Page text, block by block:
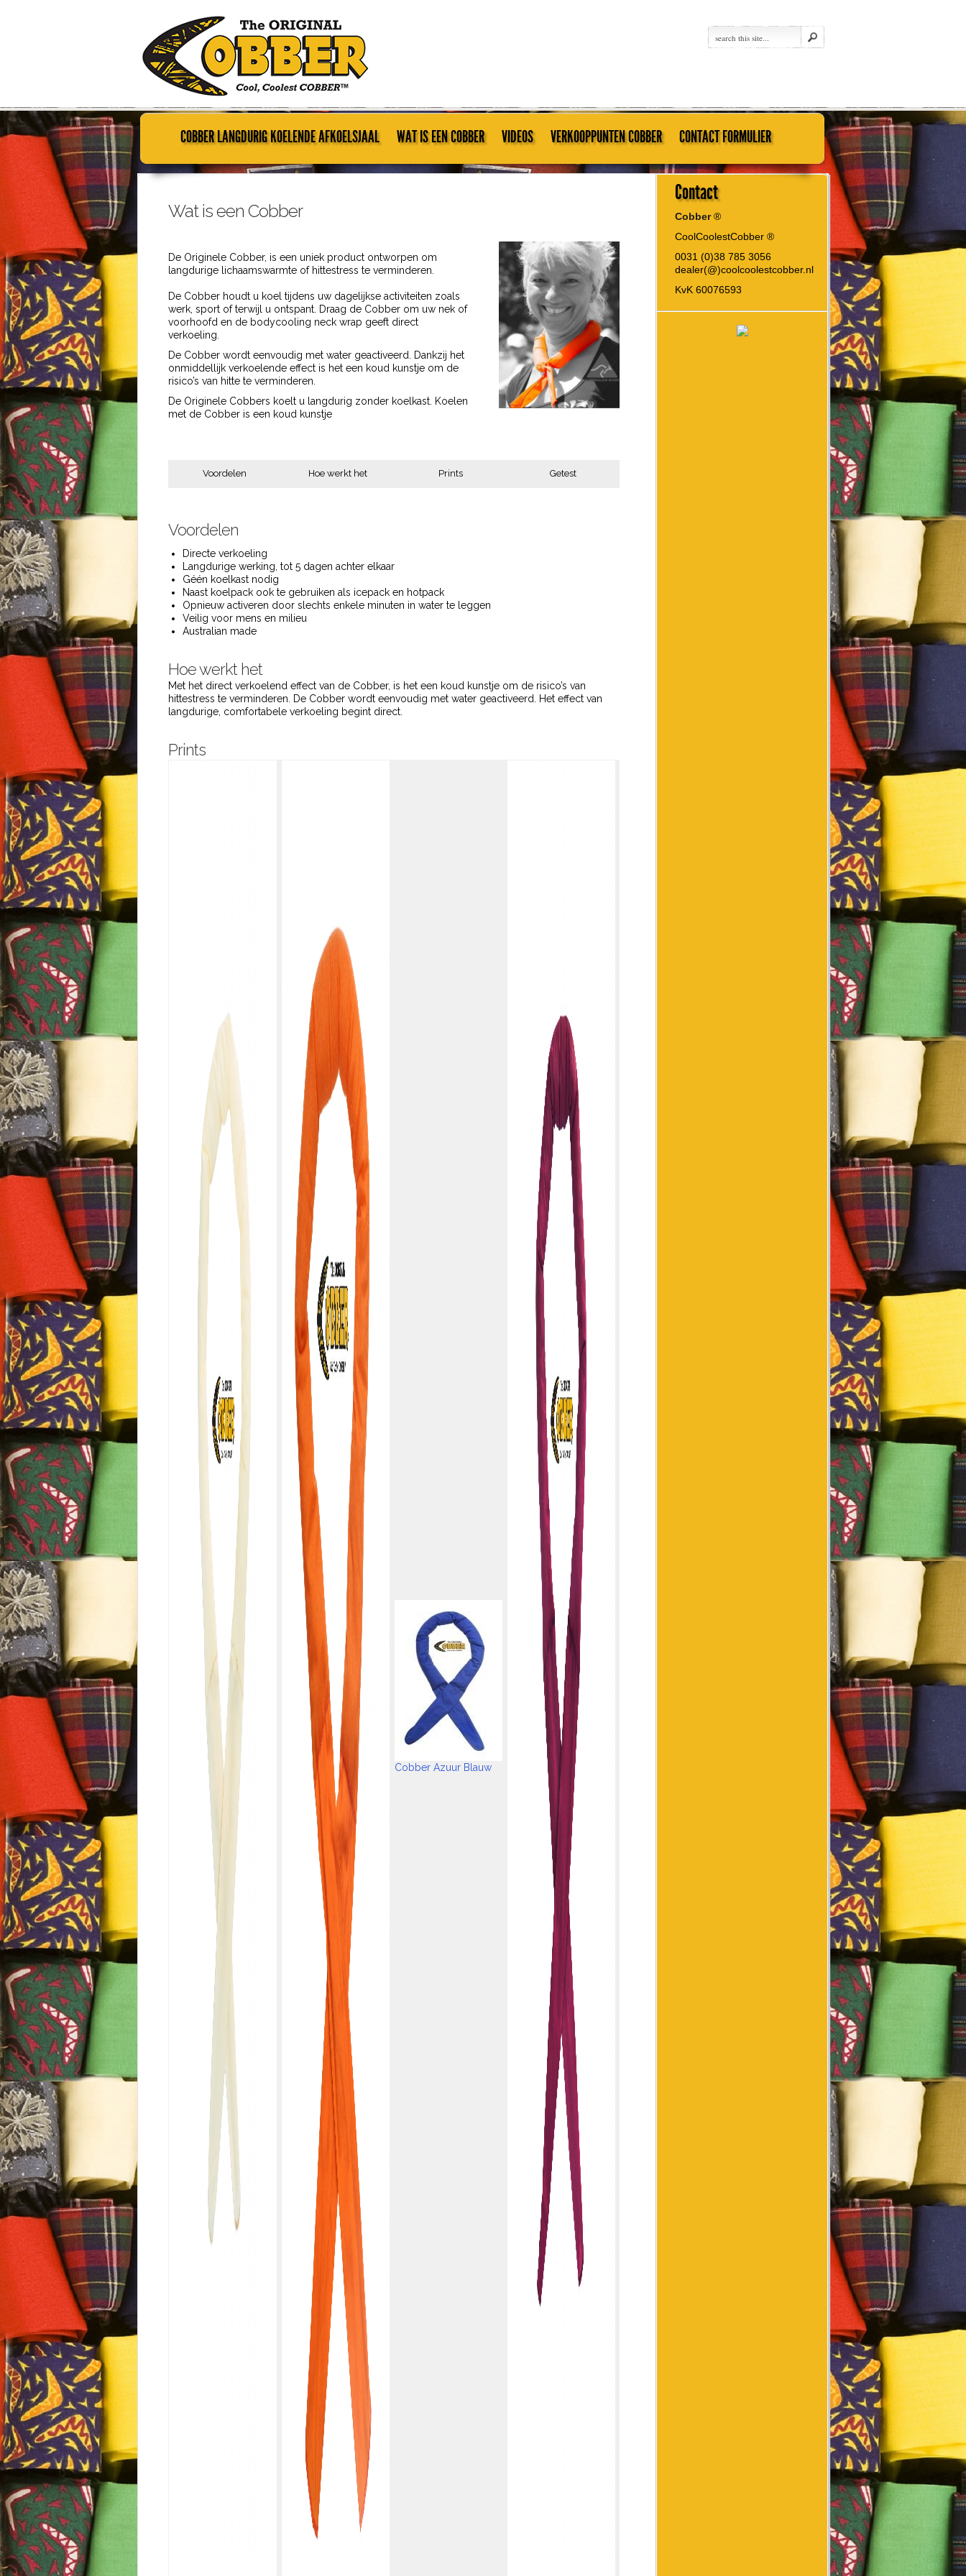
COBBER LANGDURIG KOELENDE AFKOELSJAAL WAT IS EEN COBBER VIDEOS VERKOOPPUNTEN COBBER CONTACT FORMULIER
Wat is een Cobber
De Originele Cobber, is een uniek product ontworpen om
langdurige lichaamswarmte of hittestress te verminderen.
De Cobber houdt u koel tijdens uw dagelijkse activiteiten zoals
werk, sport of terwijl u ontspant. Draag de Cobber om uw nek of
voorhoofd en de bodycooling neck wrap geeft direct
verkoeling.
De Cobber wordt eenvoudig met water geactiveerd. Dankzij het
onmiddellijk verkoelende effect is het een koud kunstje om de
risico’s van hitte te verminderen.
De Originele Cobbers koelt u langdurig zonder koelkast. Koelen
met de Cobber is een koud kunstje
Voordelen Hoe werkt het Prints Getest
Voordelen
Directe verkoeling
Langdurige werking, tot 5 dagen achter elkaar
Géén koelkast nodig
Naast koelpack ook te gebruiken als icepack en hotpack
Opnieuw activeren door slechts enkele minuten in water te leggen
Veilig voor mens en milieu
Australian made
Hoe werkt het
Met het direct verkoelend effect van de Cobber, is het een koud kunstje om de risico’s van
hittestress te verminderen. De Cobber wordt eenvoudig met water geactiveerd. Het effect van
langdurige, comfortabele verkoeling begint direct.
Prints
Cobber Azuur Blauw
Contact
Cobber®
CoolCoolestCobber ®
0031 (0)38 785 3056
dealer(@)coolcoolestcobber.nl
KvK 60076593